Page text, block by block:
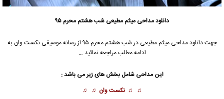
دانلود مداحی میثم مطیعی شب هشتم محرم ۹۵
جهت دانلود مداحیمیثم مطیعی
در شب هشتم محرم ۹۵ از رسانه موسیقی نکست وان به
ادامه مطلب مراجعه نمائید …
این مداحی شامل بخش های زیر می باشد :
♫ ♫ نکست وان ♫ ♫